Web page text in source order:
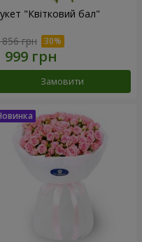
"Квітковий бал"
грн
Замовити